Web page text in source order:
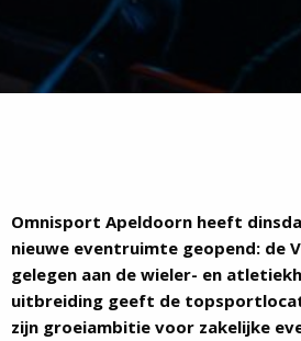
Omnisport Apeldoorn heeft
nieuwe eventruimte geopend: de
gelegen aan de wieler- en
uitbreiding geeft de
zijn groeiambitie voor zakelijke